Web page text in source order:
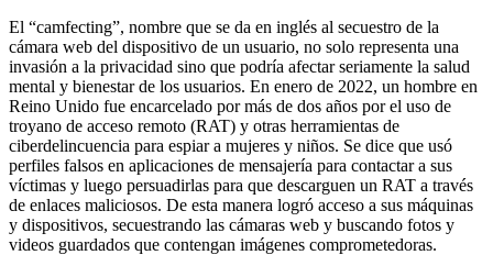
El “camfecting”, nombre que se da en inglés al secuestro de la
cámara web del dispositivo de un usuario, no solo representa una
invasión a la privacidad sino que podría afectar seriamente la salud
mental y bienestar de los usuarios. En enero de 2022, un hombre en
Reino Unido fue encarcelado por más de dos años por el uso de
troyano de acceso remoto (RAT) y otras herramientas de
ciberdelincuencia para espiar a mujeres y niños. Se dice que usó
perfiles falsos en aplicaciones de mensajería para contactar a sus
víctimas y luego persuadirlas para que descarguen un RAT a través
de enlaces maliciosos. De esta manera logró acceso a sus máquinas
y dispositivos, secuestrando las cámaras web y buscando fotos y
videos guardados que contengan imágenes comprometedoras.